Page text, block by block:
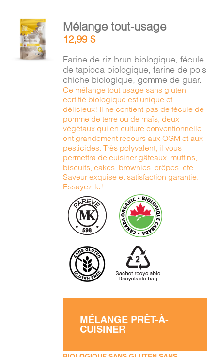
AJOUTER
AU
PANIER
/
DÉTAILS
Mélange tout-usage
12,99$
Farine de riz brun biologique, fécule
de tapioca biologique, farine de pois
chiche biologique, gomme de guar.
Ce mélange tout usage sans gluten
certifié biologique est unique et
délicieux! Il ne contient pas de fécule de
pomme de terre ou de maïs, deux
végétaux qui en culture conventionnelle
ont grandement recours aux OGM et aux
pesticides. Très polyvalent, il vous
permettra de cuisiner gâteaux, muffins,
biscuits, cakes, brownies, crêpes, etc.
Saveur exquise et satisfaction garantie.
Essayez-le!
MÉLANGE PRÊT-À-
CUISINER